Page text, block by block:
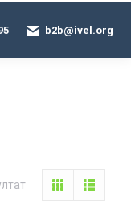
b2b@ivel.org